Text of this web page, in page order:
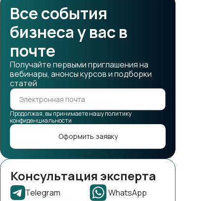
Все события
бизнеса у вас в
почте
Получайте первыми приглашения на
вебинары, анонсы курсов и подборки
статей
Продолжая, вы принимаете нашу политику
конфиденциальности
Оформить заявку
Консультация эксперта
Telegram WhatsApp